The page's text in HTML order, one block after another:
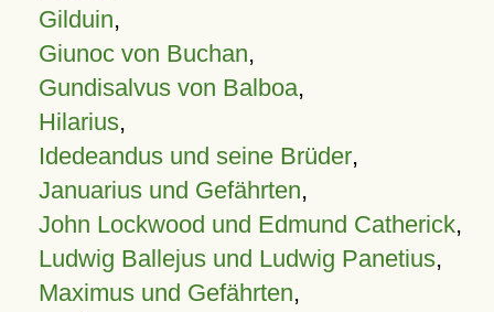
Gilduin,
Giunoc von Buchan,
Gundisalvus von Balboa,
Hilarius,
Idedeandus und seine Brüder,
Januarius und Gefährten,
John Lockwood und Edmund Catherick,
Ludwig Ballejus und Ludwig Panetius,
Maximus und Gefährten,